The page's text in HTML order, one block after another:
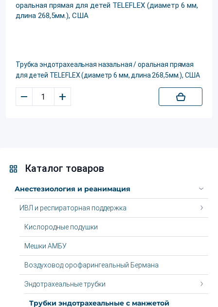
Трубка эндотрахеальная назальная / оральная прямая
для детей TELEFLEX (диаметр 6 мм, длина 268,5мм.), США
– +
Каталог товаров
Анестезиология и реанимация
ИВЛ и респираторная поддержка
Кислородные подушки
Мешки АМБУ
Воздуховод орофарингеальный Бермана
Эндотрахеальные трубки
Трубки эндотрахеальные с манжетой